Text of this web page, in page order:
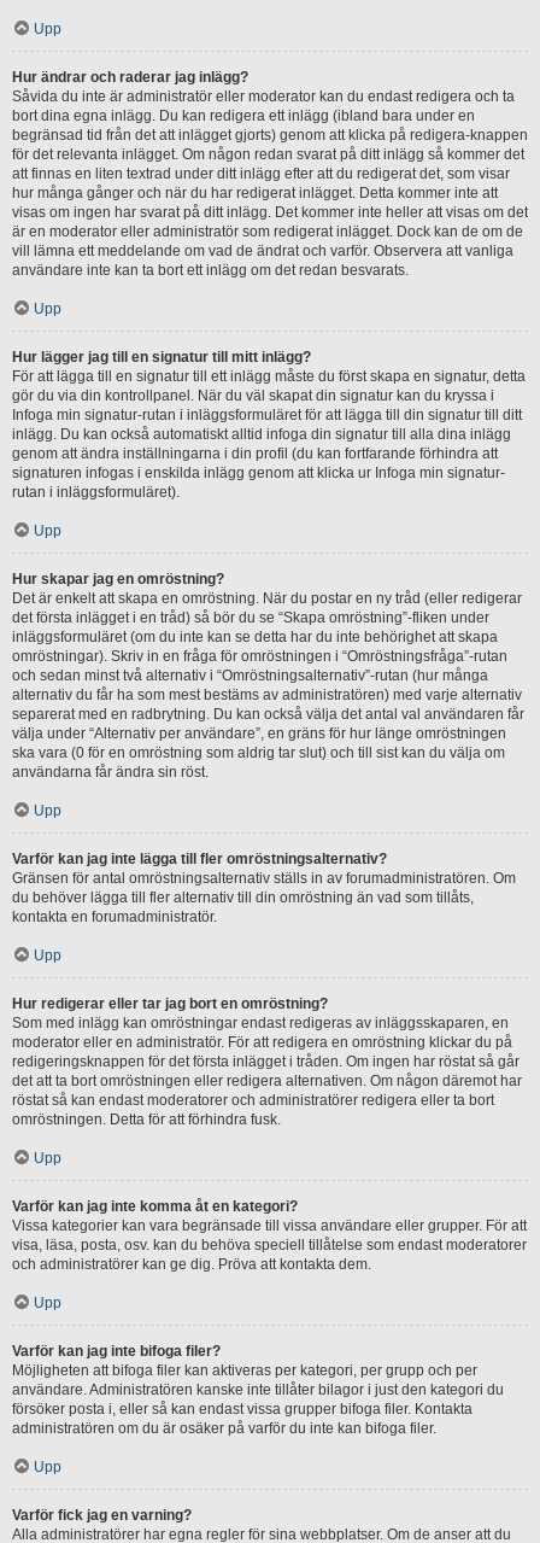
Upp
Hur ändrar och raderar jag inlägg?
Såvida du inte är administratör eller moderator kan du endast redigera och ta
bort dina egna inlägg. Du kan redigera ett inlägg (ibland bara under en
begränsad tid från det att inlägget gjorts) genom att klicka på redigera-knappen
för det relevanta inlägget. Om någon redan svarat på ditt inlägg så kommer det
att finnas en liten textrad under ditt inlägg efter att du redigerat det, som visar
hur många gånger och när du har redigerat inlägget. Detta kommer inte att
visas om ingen har svarat på ditt inlägg. Det kommer inte heller att visas om det
är en moderator eller administratör som redigerat inlägget. Dock kan de om de
vill lämna ett meddelande om vad de ändrat och varför. Observera att vanliga
användare inte kan ta bort ett inlägg om det redan besvarats.
Upp
Hur lägger jag till en signatur till mitt inlägg?
För att lägga till en signatur till ett inlägg måste du först skapa en signatur, detta
gör du via din kontrollpanel. När du väl skapat din signatur kan du kryssa i
Infoga min signatur-rutan i inläggsformuläret för att lägga till din signatur till ditt
inlägg. Du kan också automatiskt alltid infoga din signatur till alla dina inlägg
genom att ändra inställningarna i din profil (du kan fortfarande förhindra att
signaturen infogas i enskilda inlägg genom att klicka ur Infoga min signatur-
rutan i inläggsformuläret).
Upp
Hur skapar jag en omröstning?
Det är enkelt att skapa en omröstning. När du postar en ny tråd (eller redigerar
det första inlägget i en tråd) så bör du se “Skapa omröstning”-fliken under
inläggsformuläret (om du inte kan se detta har du inte behörighet att skapa
omröstningar). Skriv in en fråga för omröstningen i “Omröstningsfråga”-rutan
och sedan minst två alternativ i “Omröstningsalternativ”-rutan (hur många
alternativ du får ha som mest bestäms av administratören) med varje alternativ
separerat med en radbrytning. Du kan också välja det antal val användaren får
välja under “Alternativ per användare”, en gräns för hur länge omröstningen
ska vara (0 för en omröstning som aldrig tar slut) och till sist kan du välja om
användarna får ändra sin röst.
Upp
Varför kan jag inte lägga till fler omröstningsalternativ?
Gränsen för antal omröstningsalternativ ställs in av forumadministratören. Om
du behöver lägga till fler alternativ till din omröstning än vad som tillåts,
kontakta en forumadministratör.
Upp
Hur redigerar eller tar jag bort en omröstning?
Som med inlägg kan omröstningar endast redigeras av inläggsskaparen, en
moderator eller en administratör. För att redigera en omröstning klickar du på
redigeringsknappen för det första inlägget i tråden. Om ingen har röstat så går
det att ta bort omröstningen eller redigera alternativen. Om någon däremot har
röstat så kan endast moderatorer och administratörer redigera eller ta bort
omröstningen. Detta för att förhindra fusk.
Upp
Varför kan jag inte komma åt en kategori?
Vissa kategorier kan vara begränsade till vissa användare eller grupper. För att
visa, läsa, posta, osv. kan du behöva speciell tillåtelse som endast moderatorer
och administratörer kan ge dig. Pröva att kontakta dem.
Upp
Varför kan jag inte bifoga filer?
Möjligheten att bifoga filer kan aktiveras per kategori, per grupp och per
användare. Administratören kanske inte tillåter bilagor i just den kategori du
försöker posta i, eller så kan endast vissa grupper bifoga filer. Kontakta
administratören om du är osäker på varför du inte kan bifoga filer.
Upp
Varför fick jag en varning?
Alla administratörer har egna regler för sina webbplatser. Om de anser att du